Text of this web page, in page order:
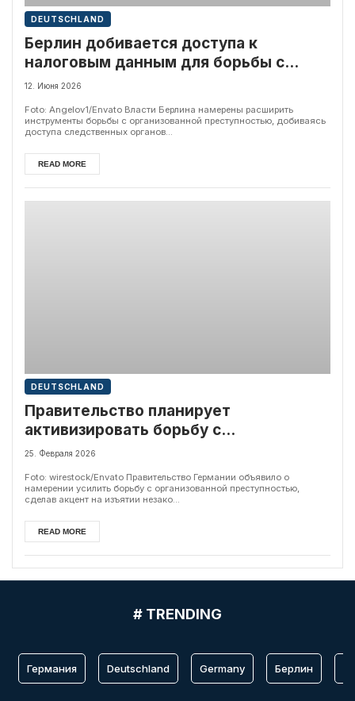
DEUTSCHLAND
Берлин добивается доступа к
налоговым данным для борьбы с
организованной преступностью
12. Июня 2026
Foto: Angelov1/Envato Власти Берлина намерены расширить
инструменты борьбы с организованной преступностью, добиваясь
доступа следственных органов...
READ MORE
DEUTSCHLAND
Правительство планирует
активизировать борьбу с
организованной преступностью
25. Февраля 2026
Foto: wirestock/Envato Правительство Германии объявило о
намерении усилить борьбу с организованной преступностью,
сделав акцент на изъятии незако...
READ MORE
# TRENDING
Германия Deutschland Germany Берлин